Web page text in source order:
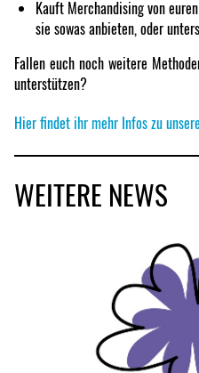
Kauft Merchandising von
sie sowas anbieten, oder
Fallen euch noch weitere
unterstützen?
Hier findet ihr mehr Infos zu
WEITERE NEWS